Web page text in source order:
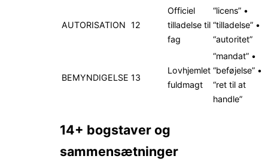
AUTORISATION 12
Officiel
tilladelse til
fag
“licens” •
“tilladelse” •
“autoritet”
BEMYNDIGELSE 13
Lovhjemlet
fuldmagt
“mandat” •
“beføjelse” •
“ret til at
handle”
14+ bogstaver og
sammensætninger